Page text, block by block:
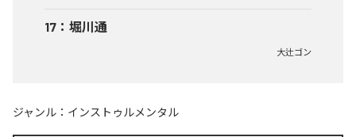
17 ： 堀川通
大辻ゴン
ジャンル： インストゥルメンタル